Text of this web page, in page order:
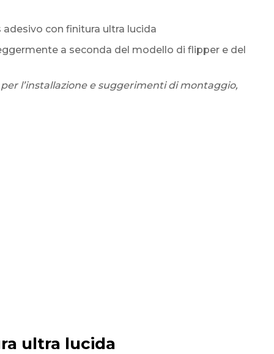
con finitura ultra lucida
a seconda del modello di flipper e del
l’installazione e suggerimenti di montaggio,
ultra lucida